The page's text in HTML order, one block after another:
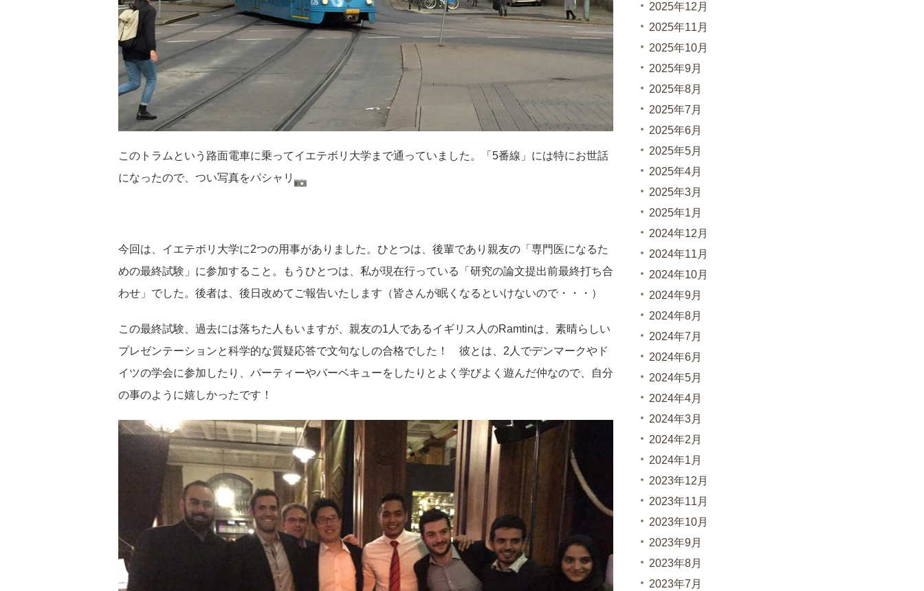
このトラムという路面電車に乗ってイエテボリ大学まで通っていました。「5番線」には特にお世話
になったので、つい写真をパシャリ
今回は、イエテボリ大学に2つの用事がありました。ひとつは、後輩であり親友の「専門医になるた
めの最終試験」に参加すること。もうひとつは、私が現在行っている「研究の論文提出前最終打ち合
わせ」でした。後者は、後日改めてご報告いたします（皆さんが眠くなるといけないので・・・）
この最終試験、過去には落ちた人もいますが、親友の1人であるイギリス人のRamtinは、素晴らしい
プレゼンテーションと科学的な質疑応答で文句なしの合格でした！ 彼とは、2人でデンマークやド
イツの学会に参加したり、パーティーやバーベキューをしたりとよく学びよく遊んだ仲なので、自分
の事のように嬉しかったです！
2025年12月
2025年11月
2025年10月
2025年9月
2025年8月
2025年7月
2025年6月
2025年5月
2025年4月
2025年3月
2025年1月
2024年12月
2024年11月
2024年10月
2024年9月
2024年8月
2024年7月
2024年6月
2024年5月
2024年4月
2024年3月
2024年2月
2024年1月
2023年12月
2023年11月
2023年10月
2023年9月
2023年8月
2023年7月